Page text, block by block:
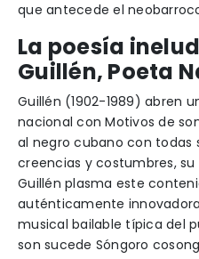
que antecede el
La poesía
Guillén, Poeta
Guillén (1902-1989) abren
nacional con Motivos de
al negro cubano con todas
creencias y costumbres,
Guillén plasma este
auténticamente
musical bailable típica del
son sucede Sóngoro